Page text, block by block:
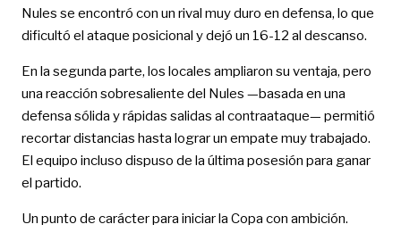
Nules se encontró con un rival muy duro en defensa, lo que
dificultó el ataque posicional y dejó un 16-12 al descanso.
En la segunda parte, los locales ampliaron su ventaja, pero
una reacción sobresaliente del Nules —basada en una
defensa sólida y rápidas salidas al contraataque— permitió
recortar distancias hasta lograr un empate muy trabajado.
El equipo incluso dispuso de la última posesión para ganar
el partido.
Un punto de carácter para iniciar la Copa con ambición.